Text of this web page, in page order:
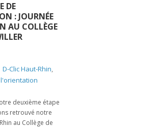
DE
: JOURNÉE
AU COLLÈGE
D-Clic Haut-Rhin,
deuxième étape
retrouvé notre
au Collège de